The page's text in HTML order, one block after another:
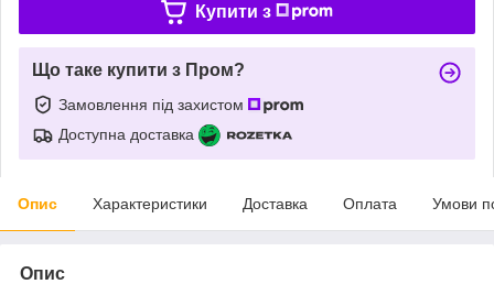
Купити з
Що таке купити з Пром?
Замовлення під захистом
Доступна доставка
Опис Характеристики Доставка Оплата Умови
Опис